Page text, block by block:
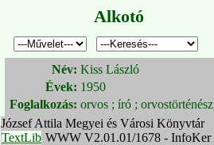
Alkotó
Név: Kiss László
Évek: 1950
Foglalkozás: orvos ; író ; orvostörténész
József Attila Megyei és Városi Könyvtár
TextLib WWW V2.01.01/1678 - InfoKer